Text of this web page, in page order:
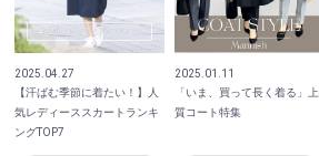
2025.04.27
【汗ばむ季節に着たい！】人
気レディーススカートランキ
ングTOP7
2025.01.11
「いま、買って長く着る」上
質コート特集